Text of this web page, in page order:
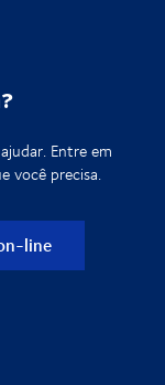
Entre em
você precisa.
line